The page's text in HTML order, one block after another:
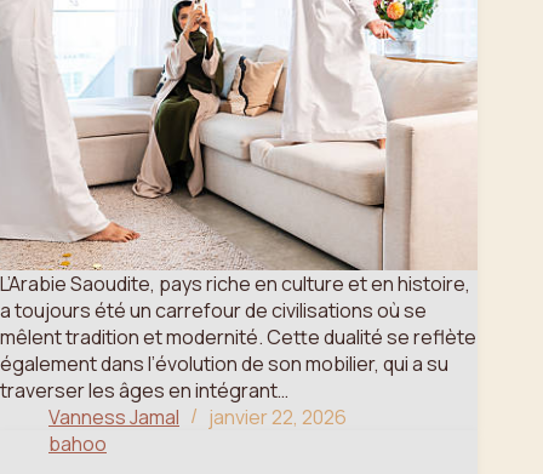
L’Arabie Saoudite, pays riche en culture et en histoire,
a toujours été un carrefour de civilisations où se
mêlent tradition et modernité. Cette dualité se reflète
également dans l’évolution de son mobilier, qui a su
traverser les âges en intégrant…
Vanness Jamal
janvier 22, 2026
bahoo